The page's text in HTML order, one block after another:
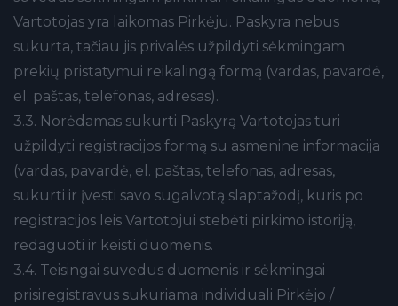
Vartotojas yra laikomas Pirkėju. Paskyra nebus
sukurta, tačiau jis privalės užpildyti sėkmingam
prekių pristatymui reikalingą formą (vardas, pavardė,
el. paštas, telefonas, adresas).
3.3. Norėdamas sukurti Paskyrą Vartotojas turi
užpildyti registracijos formą su asmenine informacija
(vardas, pavardė, el. paštas, telefonas, adresas,
sukurti ir įvesti savo sugalvotą slaptažodį, kuris po
registracijos leis Vartotojui stebėti pirkimo istoriją,
redaguoti ir keisti duomenis.
3.4. Teisingai suvedus duomenis ir sėkmingai
prisiregistravus sukuriama individuali Pirkėjo /